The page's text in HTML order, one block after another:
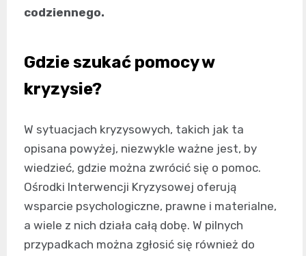
codziennego.
Gdzie szukać pomocy w
kryzysie?
W sytuacjach kryzysowych, takich jak ta
opisana powyżej, niezwykle ważne jest, by
wiedzieć, gdzie można zwrócić się o pomoc.
Ośrodki Interwencji Kryzysowej oferują
wsparcie psychologiczne, prawne i materialne,
a wiele z nich działa całą dobę. W pilnych
przypadkach można zgłosić się również do